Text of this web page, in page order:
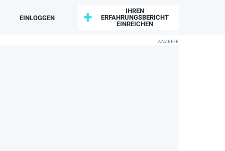
EINLOGGEN
IHREN
ERFAHRUNGSBERICHT
EINREICHEN